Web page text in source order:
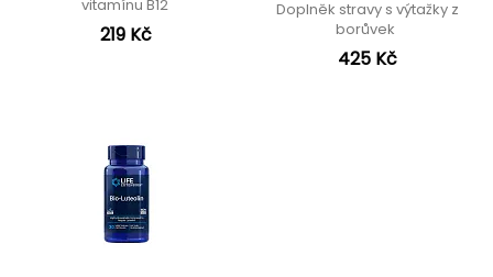
vitamínu B12
219 Kč
Doplněk stravy s výtažky z
borůvek
425 Kč